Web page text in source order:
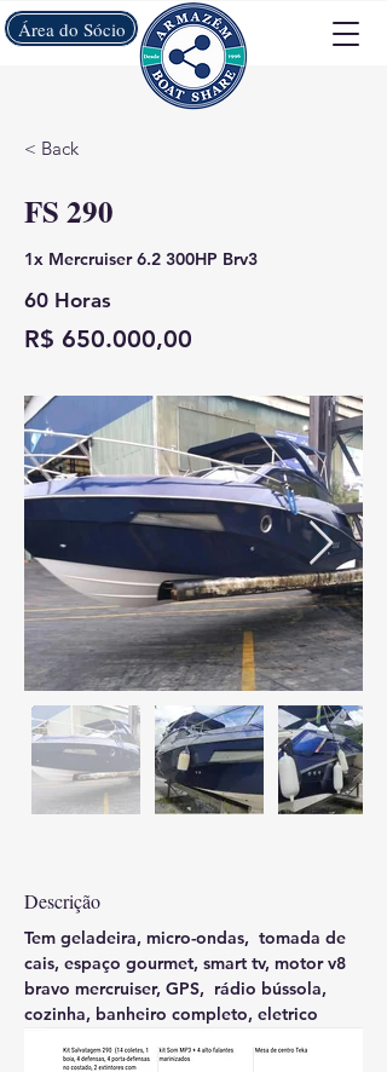
Área do Sócio
< Back
FS 290
1x Mercruiser 6.2 300HP Brv3
60 Horas
R$ 650.000,00
Descrição
Tem geladeira, micro-ondas,  tomada de
cais, espaço gourmet, smart tv, motor v8
bravo mercruiser, GPS,  rádio bússola,
cozinha, banheiro completo, eletrico